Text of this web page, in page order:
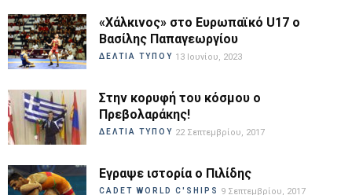
«Χάλκινος» στο Ευρωπαϊκό U17 ο
Βασίλης Παπαγεωργίου
ΔΕΛΤΙΑ ΤΥΠΟΥ 13 Ιουνίου, 2023
Στην κορυφή του κόσμου ο
Πρεβολαράκης!
ΔΕΛΤΙΑ ΤΥΠΟΥ 22 Σεπτεμβρίου, 2017
Εγραψε ιστορία ο Πιλίδης
CADET WORLD C'SHIPS 9 Σεπτεμβρίου, 2017